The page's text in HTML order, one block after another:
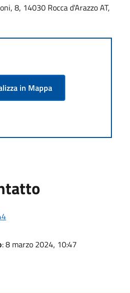
8, 14030 Rocca d'Arazzo AT,
in Mappa
: 8 marzo 2024, 10:47